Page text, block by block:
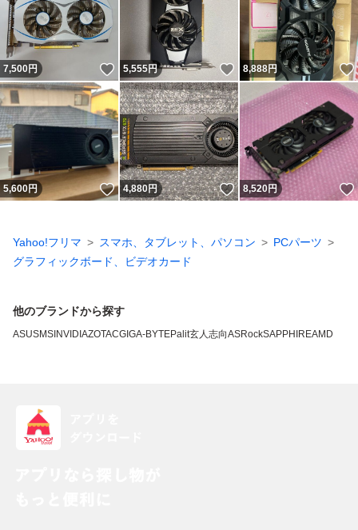
7,500円 いいね！
5,555円 いいね！
8,888円
5,600円 いいね！
4,880円 いいね！
8,520円
Yahoo!フリマ スマホ、タブレット、パソコン
PCパーツ
グラフィックボード、ビデオカード
他のブランドから探す
ASUSMSI NVIDIAZOTACGIGA-BYTEPalit玄人志向ASRockSAPPHIREAMD